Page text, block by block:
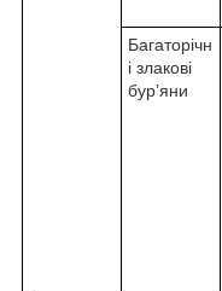
Багаторічн
і злакові
бур’яни